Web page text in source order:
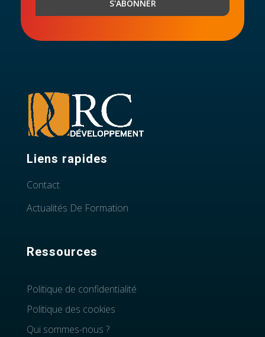
Liens rapides
Contact
Actualités De Formation
Ressources
Politique de confidentialité
Politique des cookies
Qui sommes-nous ?